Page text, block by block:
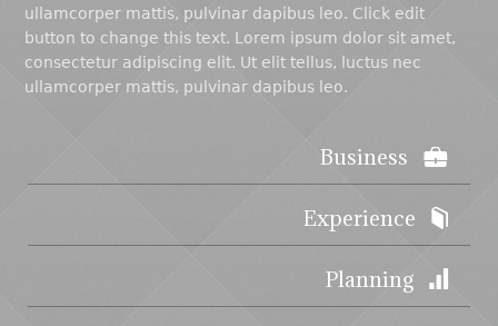
ullamcorper mattis, pulvinar dapibus leo. Click edit
button to change this text. Lorem ipsum dolor sit amet,
consectetur adipiscing elit. Ut elit tellus, luctus nec
ullamcorper mattis, pulvinar dapibus leo.
Business
Experience
Planning